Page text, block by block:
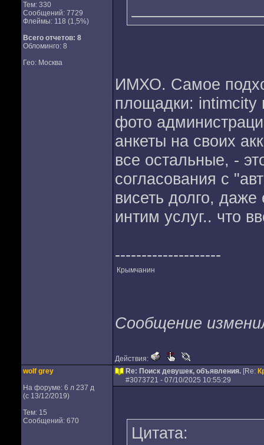
Тем: 330
Сообщений: 7729
Флеймы: 118 (1,5%)
Всего отчетов: 8
Обломинго: 8
Гео: Москва
ИМХО. Самое
площадки: intimcity
фото
анкеты на своих
все остальные, -
согласования с
висеть долго,
интим услуг.. что
--------------------
Крымчанин
Сообщение
Действия:
wolf grey
На форуме: 6 л 237 д
(с 13/12/2019)
Тем: 15
Сообщений: 670
Re: Поиск девушек, объявления. [Re:
#3073721 - 07/10/2025 10:55:29
Цитата: